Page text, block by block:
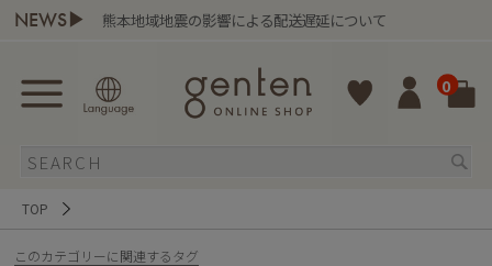
NEWS▶ 熊本地域地震の影響による配送遅延について
0
TOP
このカテゴリーに関連するタグ